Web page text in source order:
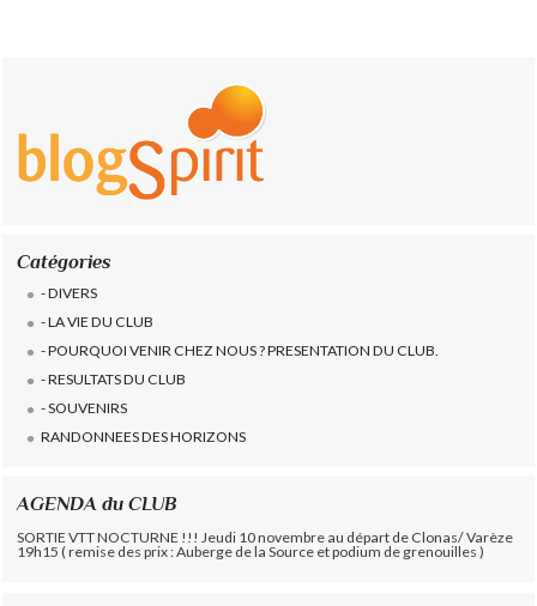
Catégories
- DIVERS
- LA VIE DU CLUB
- POURQUOI VENIR CHEZ NOUS ? PRESENTATION DU CLUB.
- RESULTATS DU CLUB
- SOUVENIRS
RANDONNEES DES HORIZONS
AGENDA du CLUB
SORTIE VTT NOCTURNE !!! Jeudi 10 novembre au départ de Clonas/ Varèze
19h15 ( remise des prix : Auberge de la Source et podium de grenouilles )